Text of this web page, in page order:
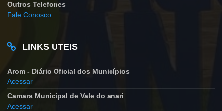
Outros Telefones
Fale Conosco
LINKS UTEIS
Arom - Diário Oficial dos Municípios
Acessar
Camara Municipal de Vale do anari
Acessar